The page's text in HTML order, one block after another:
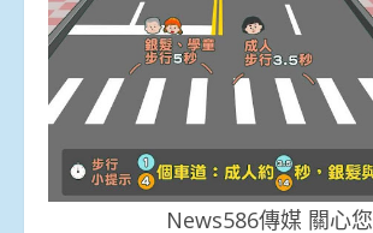
News586傳媒 關心您